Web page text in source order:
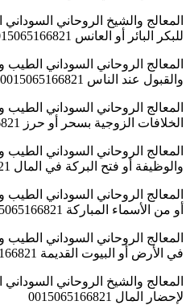
المعالج والشيخ الروحاني
للبكر البائر أو العانس 0015065166821
المعالج الروحاني السوداني الطيب
والقبول عند الناس 0015065166821
المعالج الروحاني السوداني الطيب
الخلافات الزوجية بسحر أو حرز 0015065166821
المعالج الروحاني السوداني الطيب
والوظيفة أو فتح البركة في المال 0015065166821
المعالج الروحاني السوداني الطيب
أو من الأسماء المباركة 0015065166821
المعالج الروحاني السوداني الطيب
في الأرض أو البيوت القديمة 0015065166821
المعالج والشيخ الروحاني
لإحضار المال 0015065166821